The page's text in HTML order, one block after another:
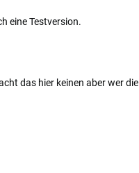
eine Testversion.
das hier keinen aber wer die